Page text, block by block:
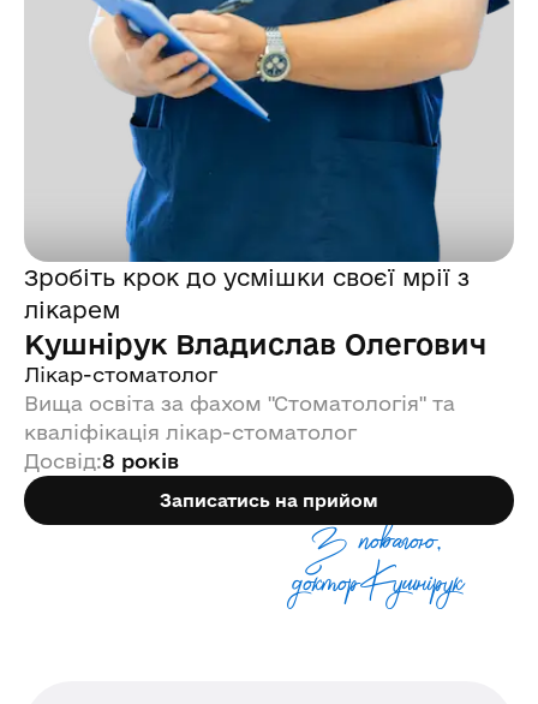
Зробіть крок до усмішки своєї мрії з
лікарем
Кушнірук Владислав Олегович
Лікар-стоматолог
Вища освіта за фахом "Стоматологія" та
кваліфікація лікар-стоматолог
Досвід:8 років
Записатись на прийом
З повагою,
доктор Кушнiрук